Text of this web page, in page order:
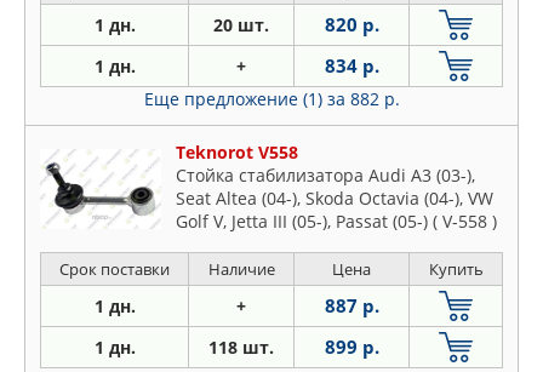
1 дн. 20 шт. 820 р.
1 дн. + 834 р.
Еще предложение (1) за 882 р.
Teknorot V558
Стойка стабилизатора Audi A3 (03-),
Seat Altea (04-), Skoda Octavia (04-), VW
Golf V, Jetta III (05-), Passat (05-) ( V-558 )
Срок поставки Наличие Цена Купить
1 дн. + 887 р.
1 дн. 118 шт. 899 р.